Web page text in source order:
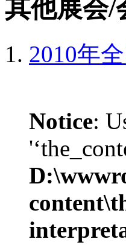
其他展会/
2010年
Notice: